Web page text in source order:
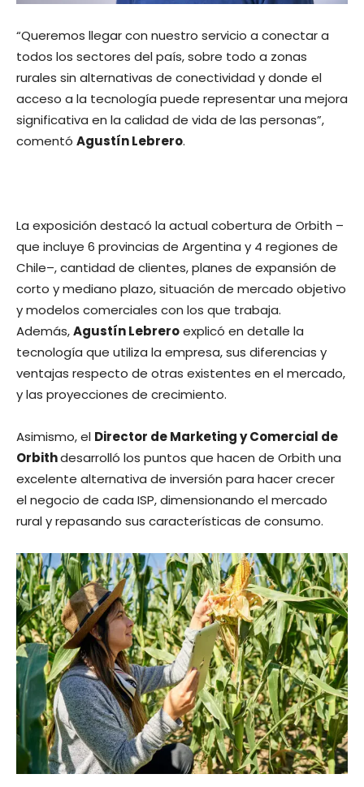
“Queremos llegar con nuestro servicio a conectar a
todos los sectores del país, sobre todo a zonas
rurales sin alternativas de conectividad y donde el
acceso a la tecnología puede representar una mejora
significativa en la calidad de vida de las personas”,
comentó Agustín Lebrero.
La exposición destacó la actual cobertura de Orbith –
que incluye 6 provincias de Argentina y 4 regiones de
Chile–, cantidad de clientes, planes de expansión de
corto y mediano plazo, situación de mercado objetivo
y modelos comerciales con los que trabaja.
Además,Agustín Lebreroexplicó en detalle la
tecnología que utiliza la empresa, sus diferencias y
ventajas respecto de otras existentes en el mercado,
y las proyecciones de crecimiento.
Asimismo, el Director de Marketing y Comercial de
Orbithdesarrolló los puntos que hacen de Orbith una
excelente alternativa de inversión para hacer crecer
el negocio de cada ISP, dimensionando el mercado
rural y repasando sus características de consumo.